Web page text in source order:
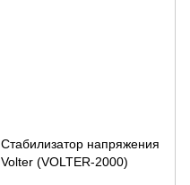
Стабилизатор напряжения
Volter (VOLTER-2000)